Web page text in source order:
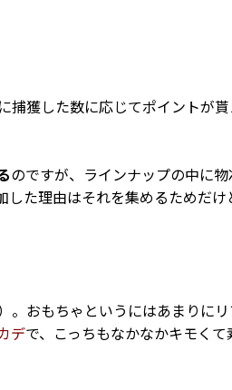
獲した数に応じてポイントが貰
のですが、ラインナップの中に
た理由はそれを集めるためだけ
おもちゃというにはあまりにリ
デで、こっちもなかなかキモく